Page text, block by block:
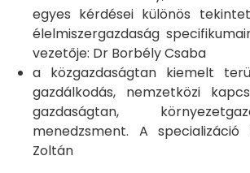
egyes kérdései különös
élelmiszergazdaság
vezetője: Dr Borbély Csaba
a közgazdaságtan kiemelt
gazdálkodás, nemzetközi
gazdaságtan,
menedzsment. A
Zoltán